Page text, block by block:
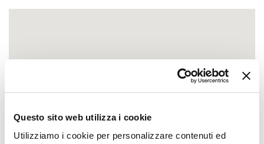
Questo sito web utilizza i cookie
Utilizziamo i cookie per personalizzare contenuti ed